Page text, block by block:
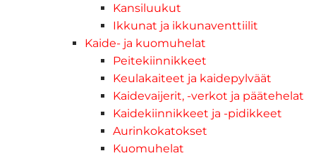
Kansiluukut
Ikkunat ja ikkunaventtiilit
Kaide- ja kuomuhelat
Peitekiinnikkeet
Keulakaiteet ja kaidepylväät
Kaidevaijerit, -verkot ja päätehelat
Kaidekiinnikkeet ja -pidikkeet
Aurinkokatokset
Kuomuhelat